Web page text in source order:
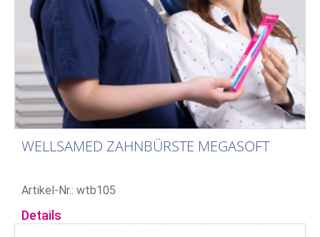
WELLSAMED ZAHNBÜRSTE MEGASOFT
Artikel-Nr.: wtb105
Details